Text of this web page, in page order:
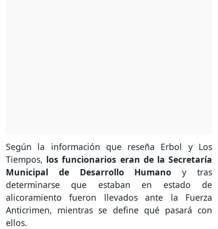
Según la información que reseña Erbol y Los
Tiempos, los funcionarios eran de la Secretaría
Municipal de Desarrollo Humanoy tras
determinarse que estaban en estado de
alicoramiento fueron llevados ante la Fuerza
Anticrimen, mientras se define qué pasará con
ellos.